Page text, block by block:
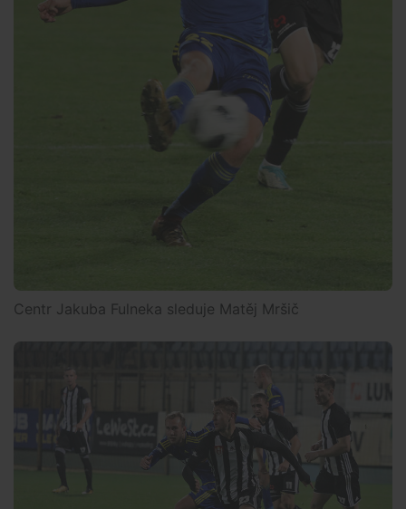
Centr Jakuba Fulneka sleduje Matěj Mršič